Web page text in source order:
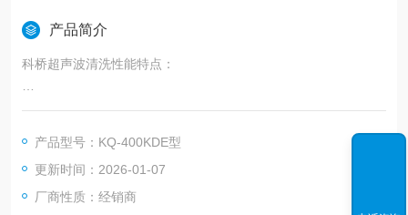
产品简介
科桥超声波清洗性能特点：
1.能快速、清除工件表面上的各种污垢。
2.能清洗带有空腔、沟槽等形状复杂的精密零件。
3.对工件表面无损。
产品型号：KQ-400KDE型
更新时间：2026-01-07
厂商性质：经销商